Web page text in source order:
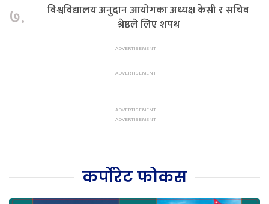
७.
विश्वविद्यालय अनुदान आयोगका अध्यक्ष केसी र सचिव
श्रेष्ठले लिए शपथ
कर्पोरेट फोकस